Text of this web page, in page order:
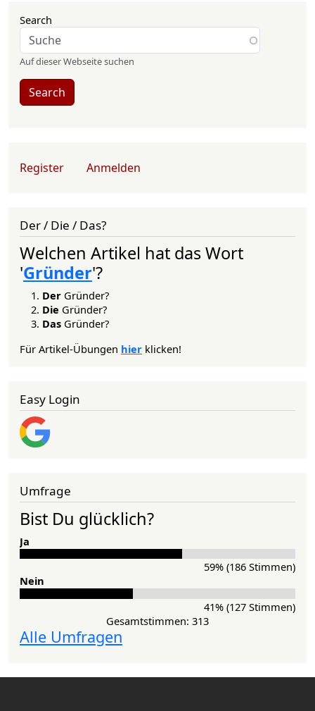
Search
Auf dieser Webseite suchen
Search
User account menu
Register Anmelden
Der / Die / Das?
Welchen Artikel hat das Wort
'Gründer'?
Der Gründer?
Die Gründer?
Das Gründer?
Für Artikel-Übungen hier klicken!
Easy Login
Umfrage
Bist Du glücklich?
Ja
59% (186 Stimmen)
Nein
41% (127 Stimmen)
Gesamtstimmen: 313
Alle Umfragen